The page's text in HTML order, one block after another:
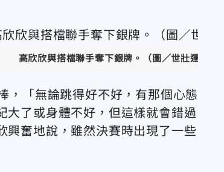
高欣欣與搭檔聯手奪下銀牌 。（圖／世壯運提供）
，「無論跳得好不好，有那個心態
大了或身體不好，但這樣就會錯過
興奮地說，雖然決賽時出現了一些